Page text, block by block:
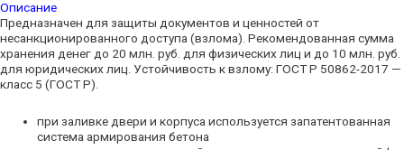
Описание
Предназначен для защиты документов и ценностей от
несанкционированного доступа (взлома). Рекомендованная сумма
хранения денег до 20 млн. руб. для физических лиц и до 10 млн. руб.
для юридических лиц. Устойчивость к взлому: ГОСТ Р 50862-2017 —
класс 5 (ГОСТ Р).
при заливке двери и корпуса используется запатентованная
система армирования бетона